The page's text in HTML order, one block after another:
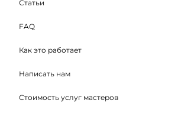
Статьи
FAQ
Как это работает
Написать нам
Стоимость услуг мастеров